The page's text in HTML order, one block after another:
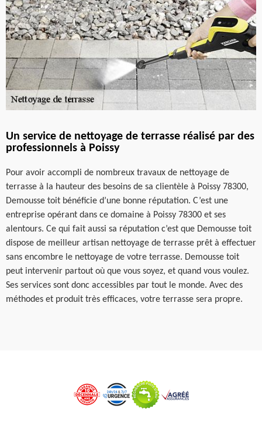
Un service de nettoyage de terrasse réalisé par des
professionnels à Poissy
Pour avoir accompli de nombreux travaux de nettoyage de
terrasse à la hauteur des besoins de sa clientèle à Poissy 78300,
Demousse toit bénéficie d’une bonne réputation. C’est une
entreprise opérant dans ce domaine à Poissy 78300 et ses
alentours. Ce qui fait aussi sa réputation c’est que Demousse toit
dispose de meilleur artisan nettoyage de terrasse prêt à effectuer
sans encombre le nettoyage de votre terrasse. Demousse toit
peut intervenir partout où que vous soyez, et quand vous voulez.
Ses services sont donc accessibles par tout le monde. Avec des
méthodes et produit très efficaces, votre terrasse sera propre.